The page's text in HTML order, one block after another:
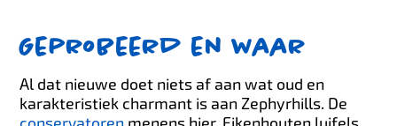
Geprobeerd en waar
Al dat nieuwe doet niets af aan wat oud en
karakteristiek charmant is aan Zephyrhills. De